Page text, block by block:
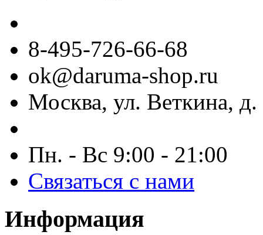
8-495-726-66-68
ok@daruma-shop.ru
Москва, ул. Веткина, д.
Пн. - Вс 9:00 - 21:00
Связаться с нами
Информация